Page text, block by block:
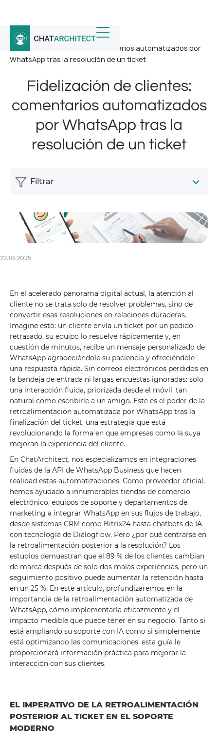
Inicio Noticias /
Fidelización de clientes: comentarios automatizados por
WhatsApp tras la resolución de un ticket
Fidelización de clientes:
comentarios automatizados
por WhatsApp tras la
resolución de un ticket
22.10.2025
En el acelerado panorama digital actual, la atención al
cliente no se trata solo de resolver problemas, sino de
convertir esas resoluciones en relaciones duraderas.
Imagine esto: un cliente envía un ticket por un pedido
retrasado, su equipo lo resuelve rápidamente y, en
cuestión de minutos, recibe un mensaje personalizado de
WhatsApp agradeciéndole su paciencia y ofreciéndole
una respuesta rápida. Sin correos electrónicos perdidos en
la bandeja de entrada ni largas encuestas ignoradas: solo
una interacción fluida, priorizada desde el móvil, tan
natural como escribirle a un amigo. Este es el poder de la
retroalimentación automatizada por WhatsApp tras la
finalización del ticket, una estrategia que está
revolucionando la forma en que empresas como la suya
mejoran la experiencia del cliente.
En ChatArchitect, nos especializamos en integraciones
fluidas de la API de WhatsApp Business que hacen
realidad estas automatizaciones. Como proveedor oficial,
hemos ayudado a innumerables tiendas de comercio
electrónico, equipos de soporte y departamentos de
marketing a integrar WhatsApp en sus flujos de trabajo,
desde sistemas CRM como Bitrix24 hasta chatbots de IA
con tecnología de Dialogflow. Pero ¿por qué centrarse en
la retroalimentación posterior a la resolución? Los
estudios demuestran que el 89 % de los clientes cambian
de marca después de solo dos malas experiencias, pero un
seguimiento positivo puede aumentar la retención hasta
en un 25 %. En este artículo, profundizaremos en la
importancia de la retroalimentación automatizada de
WhatsApp, cómo implementarla eficazmente y el
impacto medible que puede tener en su negocio. Tanto si
está ampliando su soporte con IA como si simplemente
está optimizando las comunicaciones, esta guía le
proporcionará información práctica para mejorar la
interacción con sus clientes.
EL IMPERATIVO DE LA RETROALIMENTACIÓN
POSTERIOR AL TICKET EN EL SOPORTE
MODERNO
Filtrar